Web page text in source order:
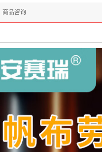
商品咨询